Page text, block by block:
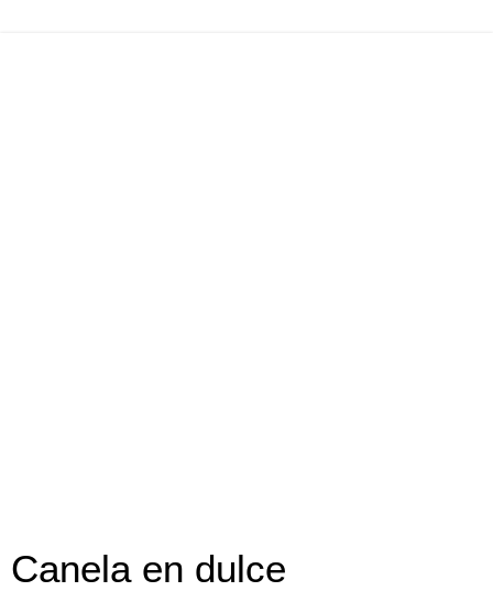
Canela en dulce